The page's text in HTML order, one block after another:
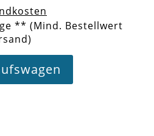
** (Mind. Bestellwert